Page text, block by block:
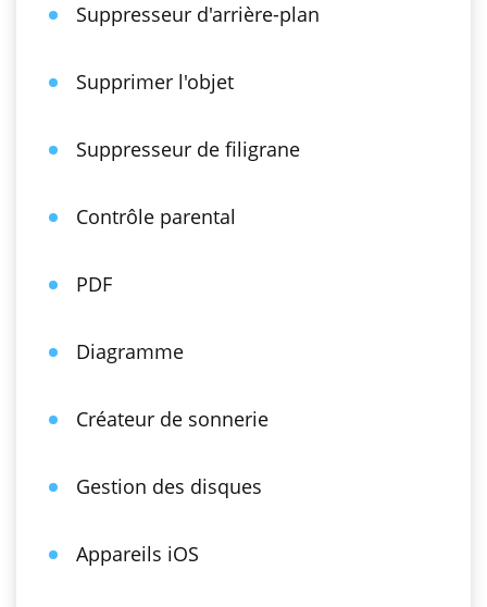
Suppresseur d'arrière-plan
Supprimer l'objet
Suppresseur de filigrane
Contrôle parental
PDF
Diagramme
Créateur de sonnerie
Gestion des disques
Appareils iOS